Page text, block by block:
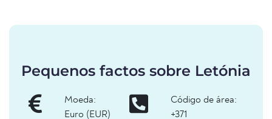
Pequenos factos sobre Letónia
Moeda:
Euro (EUR)
Código de área:
+371